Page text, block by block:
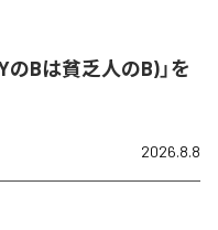
Bは貧乏人のB)」を
2026.8.8